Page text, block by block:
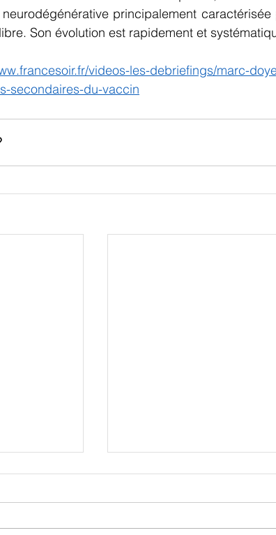
principalement
Son évolution est rapidement et
videos-les-debriefings/marc-
secondaires-du-vaccin